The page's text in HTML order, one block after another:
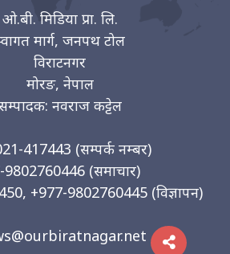
ओ.बी. मिडिया प्रा. लि.
मार्ग, जनपथ टोल
विराटनगर
मोरङ, नेपाल
नवराज कट्टेल
417443 (सम्पर्क नम्बर)
9802760446 (समाचार)
+977-9802760445 (विज्ञापन)